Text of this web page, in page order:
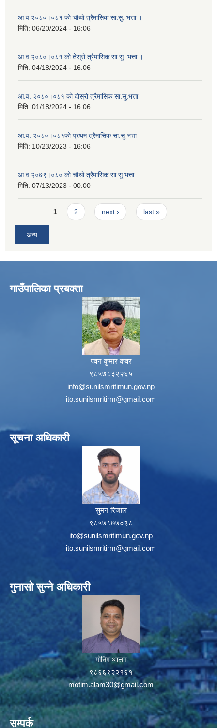
आ व २०८०।०८१ को चौथो त्रैमासिक सा.सु. भत्ता ।
मिति: 06/20/2024 - 16:06
आ व २०८०।०८१ को तेस्रो त्रैमासिक सा.सु. भत्ता ।
मिति: 04/18/2024 - 16:06
आ.व. २०८०।०८१ को दोस्रो त्रैमासिक सा.सु.भत्ता
मिति: 01/18/2024 - 16:06
आ.व. २०८०।०८१को प्रथम त्रैमासिक सा.सु भत्ता
मिति: 10/23/2023 - 16:06
आ व २०७९।०८० को चौथो त्रैमासिक सा सु भत्ता
मिति: 07/13/2023 - 00:00
Pages1 2 next › last »
अन्य
गाउँपालिका प्रबक्ता
पवन कुमार कवर
९८५७८३२२६५
info@sunilsmritimun.gov.np
ito.sunilsmritirm@gmail.com
सूचना अधिकारी
सुमन रिजाल
९८५७८७७०३८
ito@sunilsmritimun.gov.np
ito.sunilsmritirm@gmail.com
गुनासो सुन्ने अधिकारी
मोतिम आलम
९८६६९२२१६१
motim.alam30@gmail.com
सम्पर्क